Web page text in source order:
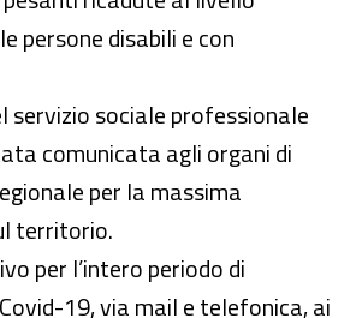
persone disabili e con
servizio sociale professionale
comunicata agli organi di
per la massima
territorio.
per l’intero periodo di
19, via mail e telefonica, ai